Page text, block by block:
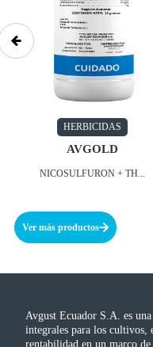
HERBICIDAS
AVGOLD
NICOSULFURON + TH...
Ver más productos
Avgust Ecuador S.A. es
integrales para los cultivos,
rentabilidad en un marco